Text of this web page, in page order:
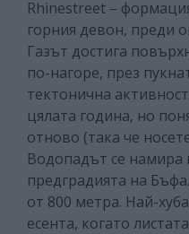
Rhinestreet –
горния девон, преди
Газът достига
по-нагоре, през
тектонична
цялата година, но
отново (така че
Водопадът се намира
предградията на
от 800 метра. Най-
есента, когато